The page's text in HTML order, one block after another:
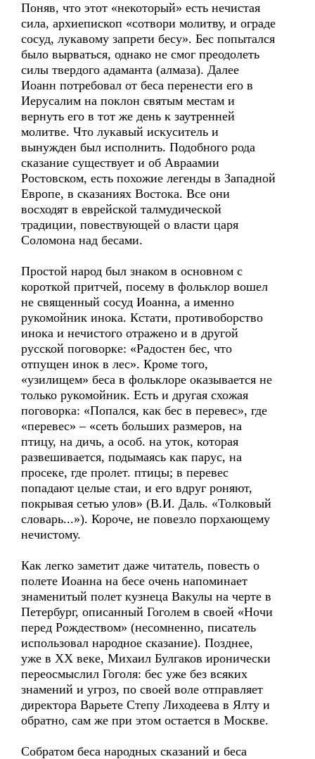
Поняв, что этот «некоторый» есть нечистая
сила, архиепископ «сотвори молитву, и ограде
сосуд, лукавому запрети бесу». Бес попытался
было вырваться, однако не смог преодолеть
силы твердого адаманта (алмаза). Далее
Иоанн потребовал от беса перенести его в
Иерусалим на поклон святым местам и
вернуть его в тот же день к заутренней
молитве. Что лукавый искуситель и
вынужден был исполнить. Подобного рода
сказание существует и об Авраамии
Ростовском, есть похожие легенды в Западной
Европе, в сказаниях Востока. Все они
восходят в еврейской талмудической
традиции, повествующей о власти царя
Соломона над бесами.
Простой народ был знаком в основном с
короткой притчей, посему в фольклор вошел
не священный сосуд Иоанна, а именно
рукомойник инока. Кстати, противоборство
инока и нечистого отражено и в другой
русской поговорке: «Радостен бес, что
отпущен инок в лес». Кроме того,
«узилищем» беса в фольклоре оказывается не
только рукомойник. Есть и другая схожая
поговорка: «Попался, как бес в перевес», где
«перевес» – «сеть больших размеров, на
птицу, на дичь, а особ. на уток, которая
развешивается, подымаясь как парус, на
просеке, где пролет. птицы; в перевес
попадают целые стаи, и его вдруг роняют,
покрывая сетью улов» (В.И. Даль. «Толковый
словарь...»). Короче, не повезло порхающему
нечистому.
Как легко заметит даже читатель, повесть о
полете Иоанна на бесе очень напоминает
знаменитый полет кузнеца Вакулы на черте в
Петербург, описанный Гоголем в своей «Ночи
перед Рождеством» (несомненно, писатель
использовал народное сказание). Позднее,
уже в ХХ веке, Михаил Булгаков иронически
переосмыслил Гоголя: бес уже без всяких
знамений и угроз, по своей воле отправляет
директора Варьете Степу Лиходеева в Ялту и
обратно, сам же при этом остается в Москве.
Собратом беса народных сказаний и беса